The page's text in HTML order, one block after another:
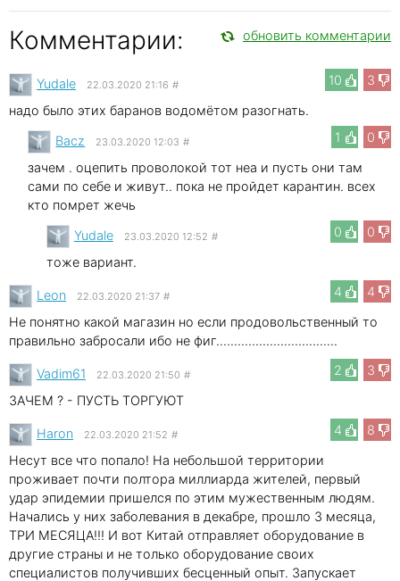
Комментарии: обновить комментарии
10 3
Yudale 22.03.2020 21:16 #
надо было этих баранов водомётом разогнать.
1
0
Bacz 23.03.2020 12:03 #
зачем . оцепить проволокой тот неа и пусть они там
сами по себе и живут.. пока не пройдет карантин. всех
кто помрет жечь
0
0
Yudale 23.03.2020 12:52 #
тоже вариант.
4
4
Leon 22.03.2020 21:37 #
Не понятно какой магазин но если продовольственный то
правильно забросали ибо не фиг..................................
2
3
Vadim61 22.03.2020 21:50 #
ЗАЧЕМ ? - ПУСТЬ ТОРГУЮТ
4
8
Haron 22.03.2020 21:52 #
Несут все что попало! На небольшой территории
проживает почти полтора миллиарда жителей, первый
удар эпидемии пришелся по этим мужественным людям.
Начались у них заболевания в декабре, прошло 3 месяца,
ТРИ МЕСЯЦА!!! И вот Китай отправляет оборудование в
другие страны и не только оборудование своих
специалистов получивших бесценный опыт. Запускает